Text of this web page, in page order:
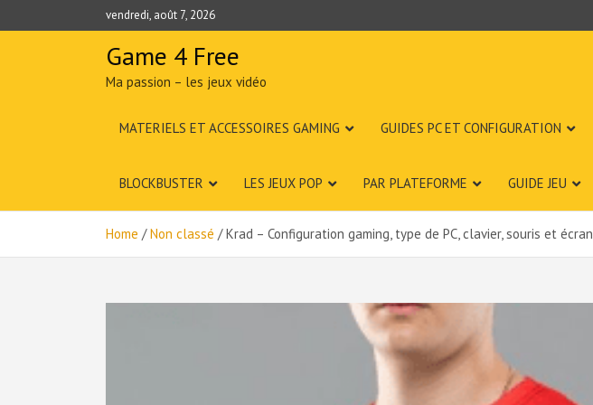
to
vendredi, août 7, 2026
Game 4 Free
Ma passion – les jeux vidéo
MATERIELS ET ACCESSOIRES GAMING GUIDES PC ET CONFIGURATION
BLOCKBUSTER LES JEUX POP PAR PLATEFORME GUIDE JEU
Home Non classé Krad – Configuration gaming, type de PC, clavier, souris et écran